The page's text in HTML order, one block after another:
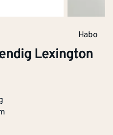
Habo
Lexington
Lexington sort